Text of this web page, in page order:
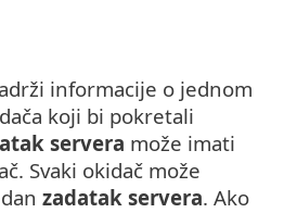
informacije o jednom
koji bi pokretali
servera može imati
Svaki okidač može
zadatak servera. Ako